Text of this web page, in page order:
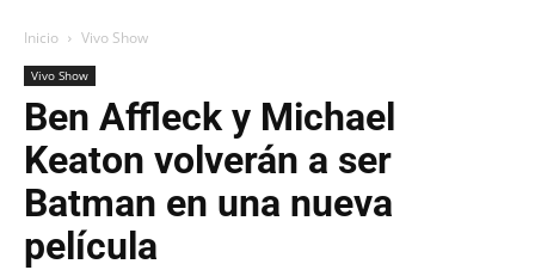
Inicio Vivo Show
Vivo Show
Ben Affleck y Michael
Keaton volverán a ser
Batman en una nueva
película